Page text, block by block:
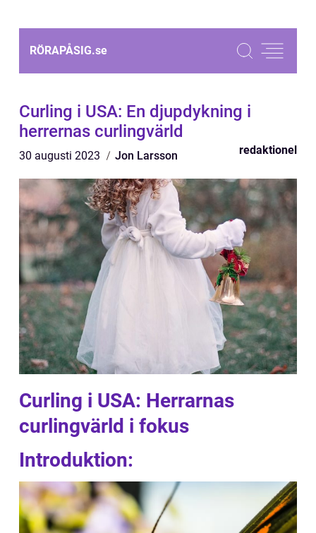
RÖRAPÅSIG.se
Curling i USA: En djupdykning i
herrernas curlingvärld
30 augusti 2023 Jon Larsson redaktionel
Curling i USA: Herrarnas
curlingvärld i fokus
Introduktion: